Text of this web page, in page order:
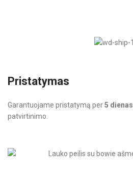
Pristatymas
Garantuojame pristatymą per5 dienas
patvirtinimo.